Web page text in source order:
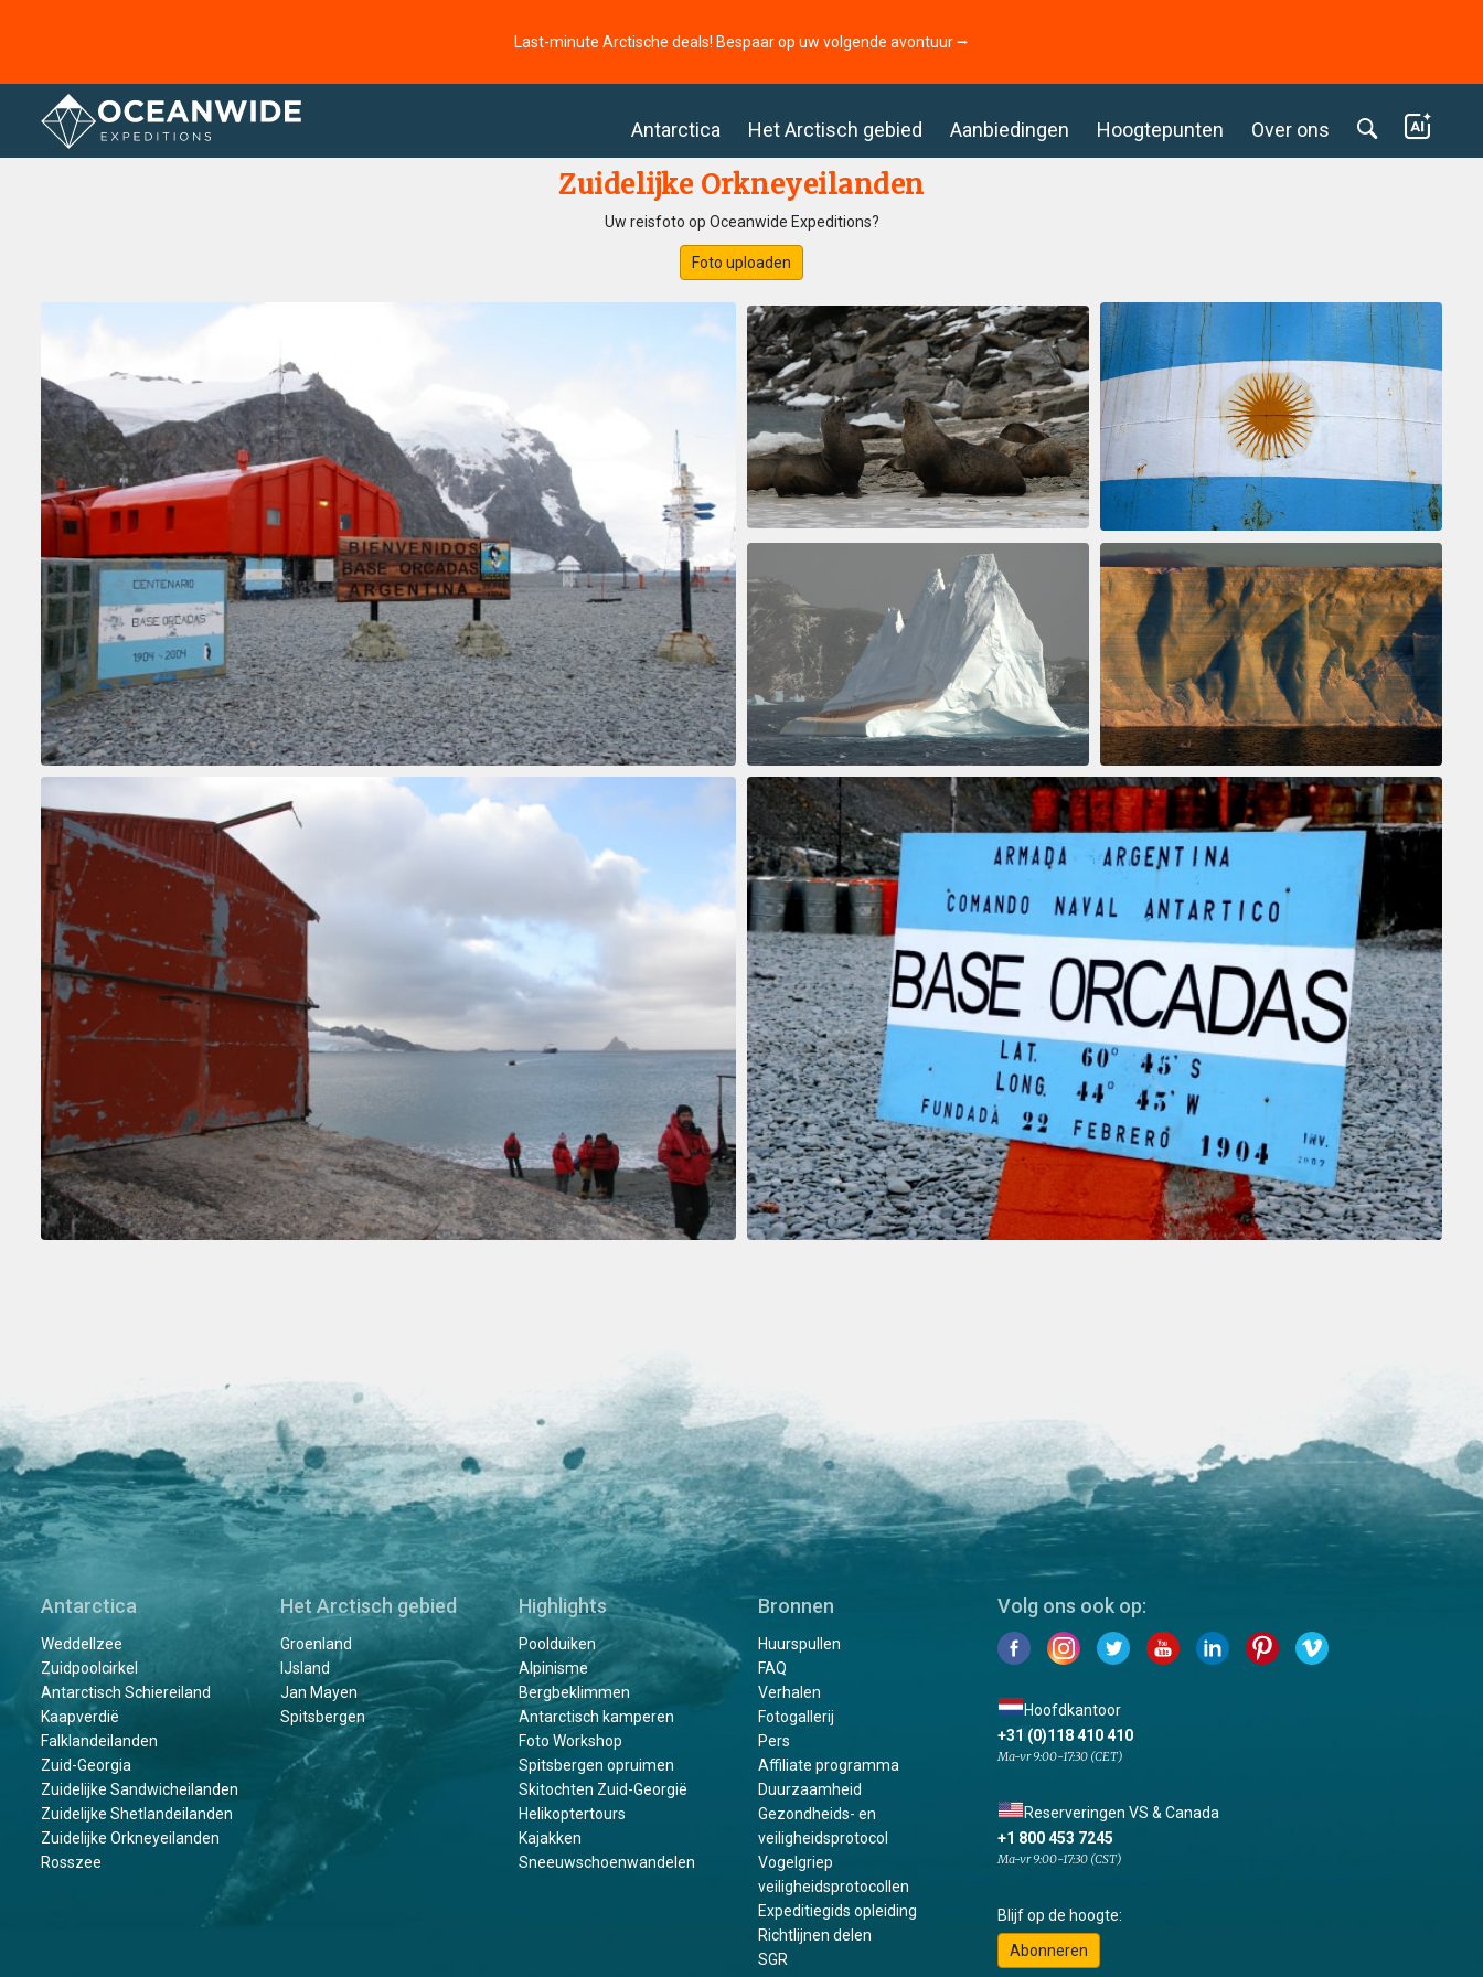
Last-minute Arctische deals! Bespaar op uw volgende avontuur ⭢
Antarctica Het Arctisch gebied Aanbiedingen Hoogtepunten Over ons
Home Fotogallerij
Zuidelijke Orkneyeilanden
Uw reisfoto op Oceanwide Expeditions?
Foto uploaden
Antarctica
Weddellzee
Zuidpoolcirkel
Antarctisch Schiereiland
Kaapverdië
Falklandeilanden
Zuid-Georgia
Zuidelijke Sandwicheilanden
Zuidelijke Shetlandeilanden
Zuidelijke Orkneyeilanden
Rosszee
Het Arctisch gebied
Groenland
IJsland
Jan Mayen
Spitsbergen
Highlights
Poolduiken
Alpinisme
Bergbeklimmen
Antarctisch kamperen
Foto Workshop
Spitsbergen opruimen
Skitochten Zuid-Georgië
Helikoptertours
Kajakken
Sneeuwschoenwandelen
Bronnen
Huurspullen
FAQ
Verhalen
Fotogallerij
Pers
Affiliate programma
Duurzaamheid
Gezondheids- en
veiligheidsprotocol
Vogelgriep
veiligheidsprotocollen
Expeditiegids opleiding
Richtlijnen delen
SGR
Volg ons ook op:
Hoofdkantoor
+31 (0)118 410 410
Ma-vr 9:00-17:30 (CET)
Reserveringen VS & Canada
+1 800 453 7245
Ma-vr 9:00-17:30 (CST)
Blijf op de hoogte:
Abonneren